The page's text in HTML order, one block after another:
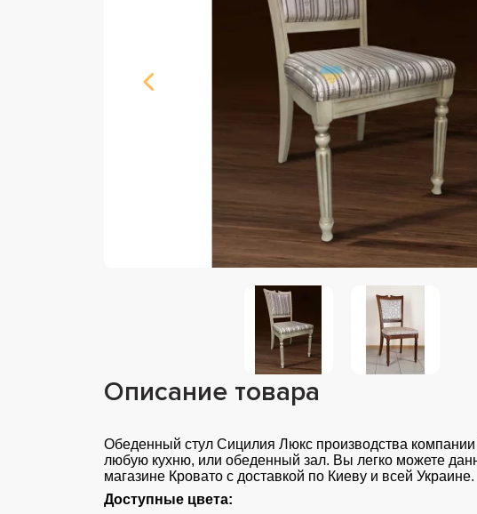
Описание товара
Обеденный стул Сицилия Люкс производства
любую кухню, или обеденный зал. Вы легко можете
магазине Кровато с доставкой по Киеву и всей Украине.
Доступные цвета: